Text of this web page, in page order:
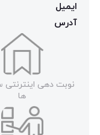
اینترنتی ساختمان